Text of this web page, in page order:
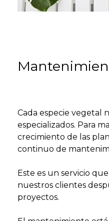
Cada especie vegetal
especializados. Para
crecimiento de las
continuo de
Este es un servicio
nuestros clientes
proyectos.